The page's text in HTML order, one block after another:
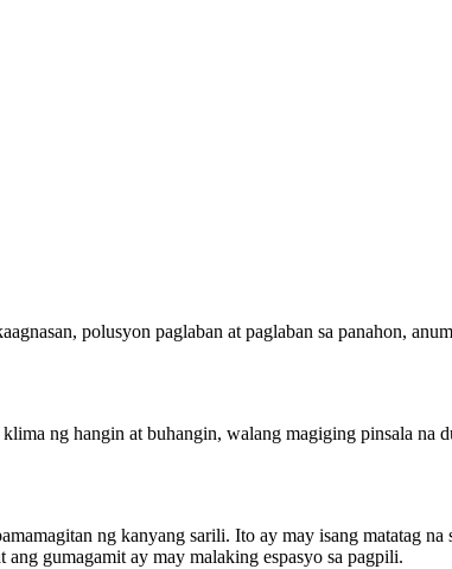
polusyon paglaban at paglaban sa panahon,
ng hangin at buhangin, walang magiging pinsala na
ng kanyang sarili. Ito ay may isang matatag na
gumagamit ay may malaking espasyo sa pagpili.